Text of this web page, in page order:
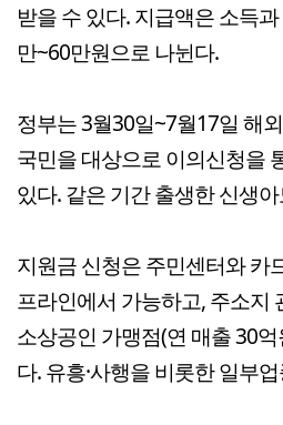
받을 수 있다. 지급액은 소득
만~60만원으로 나뉜다.
정부는 3월30일~7월17일 해
국민을 대상으로 이의신청을
있다. 같은 기간 출생한 신생
지원금 신청은 주민센터와 카
프라인에서 가능하고, 주소지
소상공인 가맹점(연 매출 30
다. 유흥·사행을 비롯한 일부